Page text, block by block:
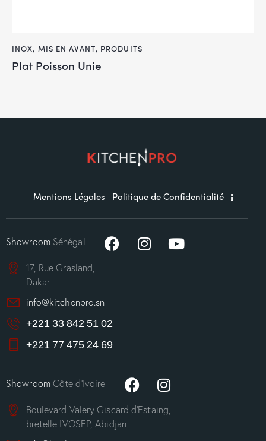
INOX, MIS EN AVANT, PRODUITS
Plat Poisson Unie
Mentions Légales Politique de Confidentialité
ShowroomSénégal —
17, Rue Grasland,
Dakar
info@kitchenpro.sn
+221 33 842 51 02
+221 77 475 24 69
ShowroomCôte d’Ivoire —
Boulevard Valery Giscard d’Estaing,
bretelle IVOSEP, Abidjan